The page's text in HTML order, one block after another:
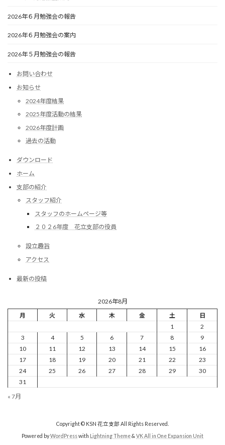
2026年６月勉強会の報告
2026年６月勉強会の案内
2026年５月勉強会の報告
お問い合わせ
お知らせ
2024年度結果
2025年度活動の結果
2026年度計画
過去の活動
ダウンロード
ホーム
支部の紹介
スタッフ紹介
スタッフのホームページ等
２０２6年度 花立支部の役員
設立趣旨
アクセス
最新の投稿
2026年8月
月
火 水 木 金 土
日
1
2
3
4 5 6 7 8
9
10
11 12 13 14 15
16
17
18 19 20 21 22
23
24
25 26 27 28 29
30
31
« 7月
Copyright © KSN 花立支部 All Rights Reserved.
Powered byWordPresswith Lightning Theme&VK All in One Expansion Unit